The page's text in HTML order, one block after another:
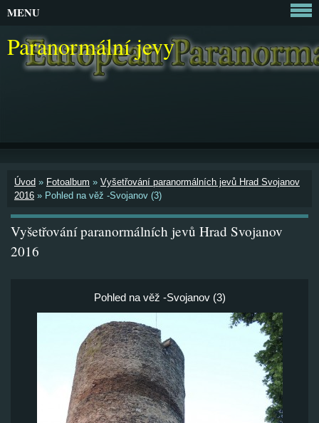
Paranormální jevy
Úvod » Fotoalbum » Vyšetřování paranormálních jevů Hrad Svojanov
2016 » Pohled na věž -Svojanov (3)
Vyšetřování paranormálních jevů Hrad Svojanov
2016
Pohled na věž -Svojanov (3)
MENU